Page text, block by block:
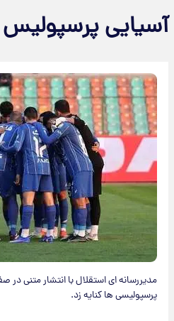
آسیایی
مدیررسانه ای استقلال با انتشار متنی
پرسپولیسی ها کنایه زد.